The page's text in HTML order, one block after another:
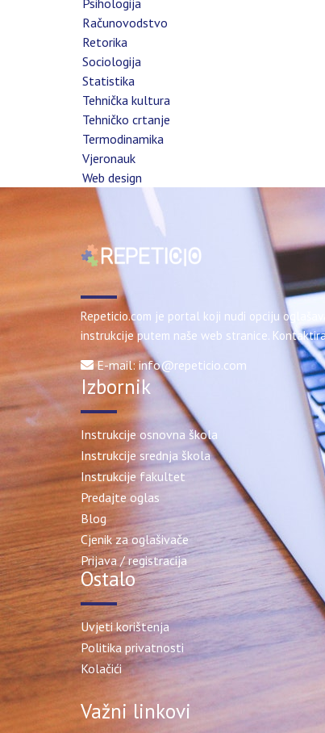
Psihologija
Računovodstvo
Retorika
Sociologija
Statistika
Tehnička kultura
Tehničko crtanje
Termodinamika
Vjeronauk
Web design
Repeticio.com je portal koji nudi opciju
instrukcije putem naše web stranice.
E-mail: info@repeticio.com
Izbornik
Instrukcije osnovna škola
Instrukcije srednja škola
Instrukcije fakultet
Predajte oglas
Blog
Cjenik za oglašivače
Prijava / registracija
Ostalo
Uvjeti korištenja
Politika privatnosti
Kolačići
Važni linkovi